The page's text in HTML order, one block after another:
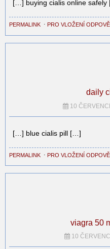
[…] buying cialis online
PERMALINK ⋅ PRO VLOŽENÍ
daily
10
[…] blue cialis pill […]
PERMALINK ⋅ PRO VLOŽENÍ
viagra 50
10